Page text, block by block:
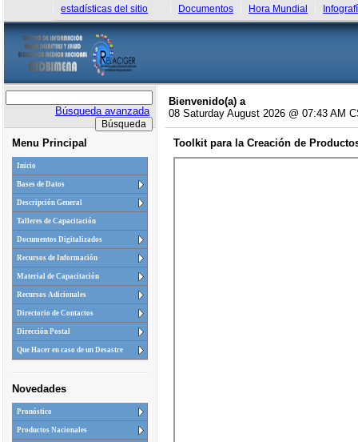
estadísticas del sitio Documentos Hora Mundial
Búsqueda avanzada
Menu Principal
Inicio
Bases de Datos
Descripción General
Talleres de Capacitación
Documentos Digitalizados
Recursos de Información
Material de Capacitación
Recursos Adicionales
Directorio de Contactos
Dirección Postal
Que Hacer en caso de un Desastre
Novedades
Pronóstico
Productos Nacionales
Bienvenido(a) a
08 Saturday August 2026 @ 07:43 AM
Toolkit para la Creación de